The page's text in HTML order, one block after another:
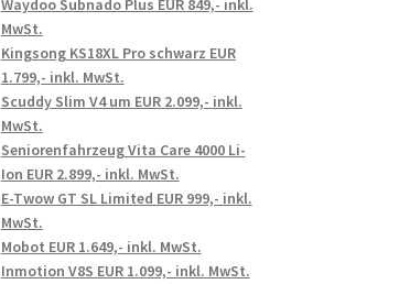
Waydoo Subnado Plus EUR 849,- inkl.
MwSt.
Kingsong KS18XL Pro schwarz EUR
1.799,- inkl. MwSt.
Scuddy Slim V4 um EUR 2.099,- inkl.
MwSt.
Seniorenfahrzeug Vita Care 4000 Li-
Ion EUR 2.899,- inkl. MwSt.
E-Twow GT SL Limited EUR 999,- inkl.
MwSt.
Mobot EUR 1.649,- inkl. MwSt.
Inmotion V8S EUR 1.099,- inkl. MwSt.